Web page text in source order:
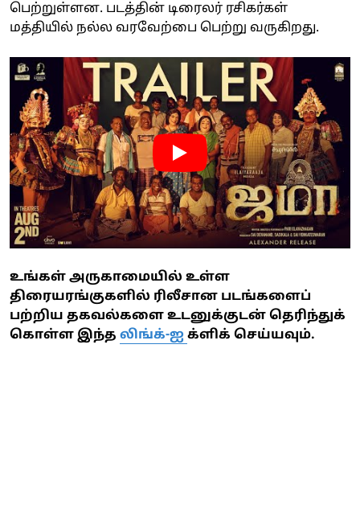
பெற்றுள்ளன. படத்தின் டிரைலர் ரசிகர்கள்
மத்தியில் நல்ல வரவேற்பை பெற்று வருகிறது.
உங்கள் அருகாமையில் உள்ள
திரையரங்குகளில் ரிலீசான படங்களைப்
பற்றிய தகவல்களை உடனுக்குடன் தெரிந்துக்
கொள்ள இந்த லிங்க்-ஐ க்ளிக் செய்யவும்.